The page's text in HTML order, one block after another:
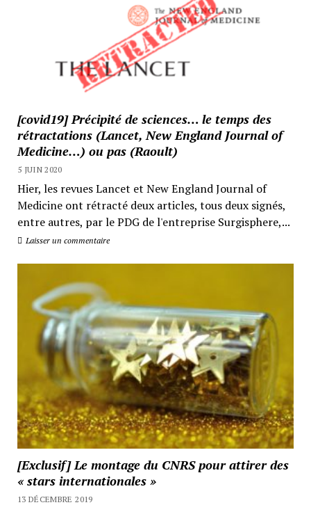
[covid19] Précipité de sciences… le temps des
rétractations (Lancet, New England Journal of
Medicine…) ou pas (Raoult)
5 JUIN 2020
Hier, les revues Lancet et New England Journal of
Medicine ont rétracté deux articles, tous deux signés,
entre autres, par le PDG de l'entreprise Surgisphere,...
Laisser un commentaire
[Exclusif] Le montage du CNRS pour attirer des
« stars internationales »
13 DÉCEMBRE 2019